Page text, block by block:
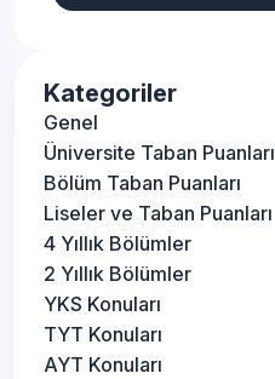
Kategoriler
Genel
Üniversite Taban Puanları
Bölüm Taban Puanları
Liseler ve Taban Puanları
4 Yıllık Bölümler
2 Yıllık Bölümler
YKS Konuları
TYT Konuları
AYT Konuları